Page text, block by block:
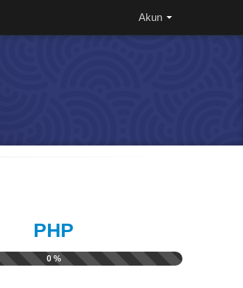
Akun
PHP
0 %